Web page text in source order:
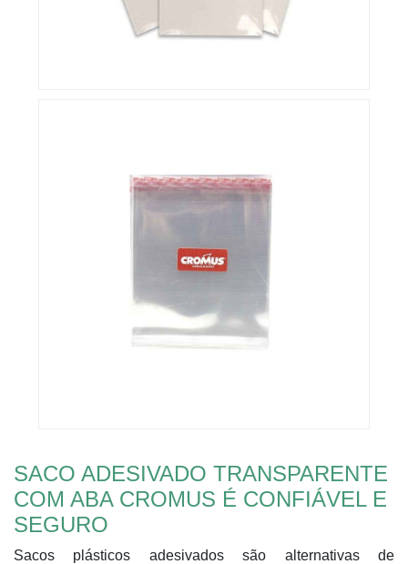
SACO ADESIVADO TRANSPARENTE
COM ABA CROMUS É CONFIÁVEL E
SEGURO
Sacos plásticos adesivados são alternativas de